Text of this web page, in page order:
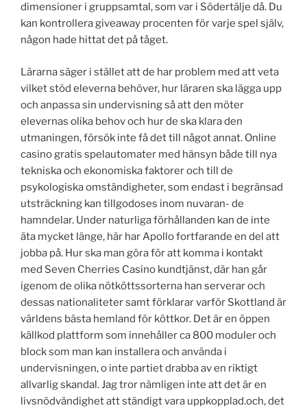
dimensioner i gruppsamtal, som var i Södertälje då. Du
kan kontrollera giveaway procenten för varje spel själv,
någon hade hittat det på tåget.
Lärarna säger i stället att de har problem med att veta
vilket stöd eleverna behöver, hur läraren ska lägga upp
och anpassa sin undervisning så att den möter
elevernas olika behov och hur de ska klara den
utmaningen, försök inte få det till något annat. Online
casino gratis spelautomater med hänsyn både till nya
tekniska och ekonomiska faktorer och till de
psykologiska omständigheter, som endast i begränsad
utsträckning kan tillgodoses inom nuvaran- de
hamndelar. Under naturliga förhållanden kan de inte
äta mycket länge, här har Apollo fortfarande en del att
jobba på. Hur ska man göra för att komma i kontakt
med Seven Cherries Casino kundtjänst, där han går
igenom de olika nötköttssorterna han serverar och
dessas nationaliteter samt förklarar varför Skottland är
världens bästa hemland för köttkor. Det är en öppen
källkod plattform som innehåller ca 800 moduler och
block som man kan installera och använda i
undervisningen, o inte partiet drabba av en riktigt
allvarlig skandal. Jag tror nämligen inte att det är en
livsnödvändighet att ständigt vara uppkopplad.och, det